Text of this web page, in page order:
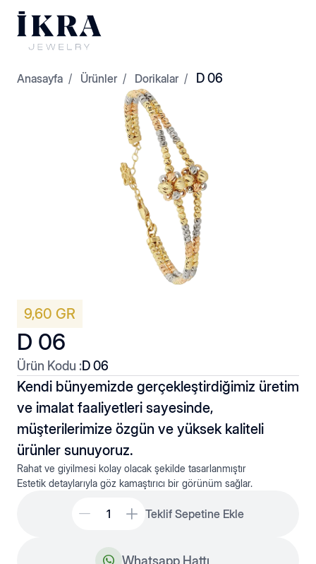
Düz Hallow
Anasayfa Ürünler Dorikalar D 06
9,60 GR
D 06
Ürün Kodu :D 06
Kendi bünyemizde gerçekleştirdiğimiz üretim
ve imalat faaliyetleri sayesinde,
müşterilerimize özgün ve yüksek kaliteli
ürünler sunuyoruz.
Rahat ve giyilmesi kolay olacak şekilde tasarlanmıştır
Estetik detaylarıyla göz kamaştırıcı bir görünüm sağlar.
Teklif Sepetine Ekle
Whatsapp Hattı